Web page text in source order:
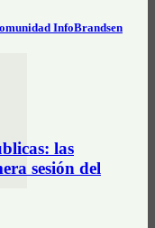
InfoBrandsen
las
sesión del